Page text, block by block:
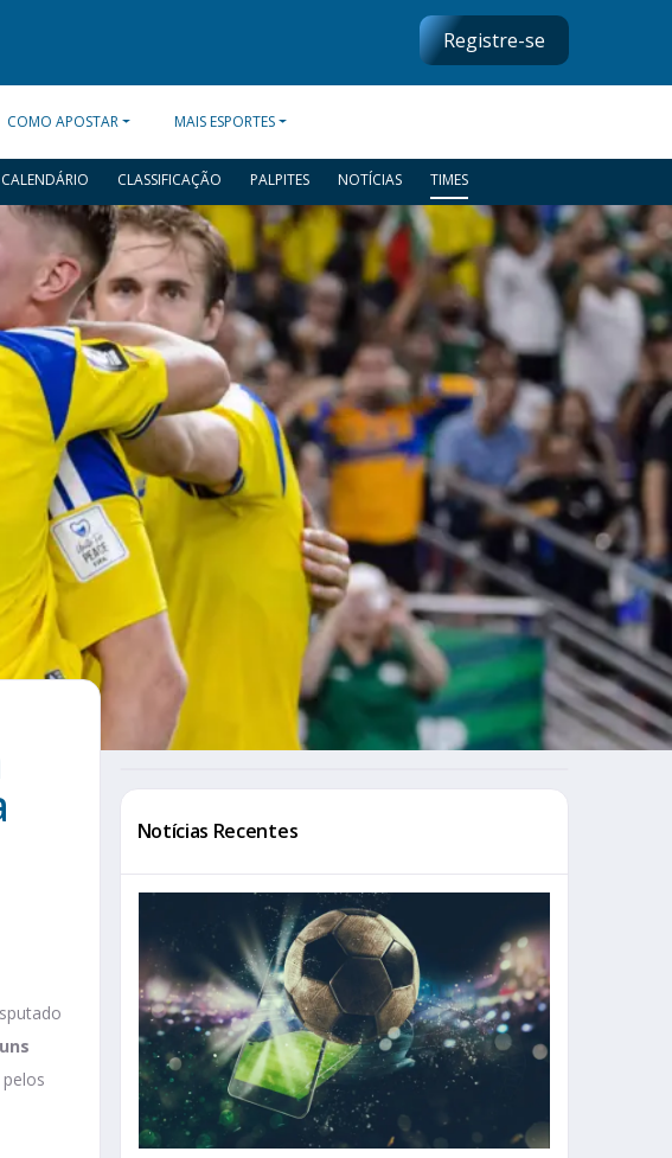
Registre-se
COMO APOSTAR MAIS ESPORTES
CALENDÁRIO CLASSIFICAÇÃO PALPITES NOTÍCIAS TIMES
Notícias Recentes